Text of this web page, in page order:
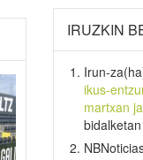
IRUZKIN
Irun-
ikus-
martxan
bidalketan